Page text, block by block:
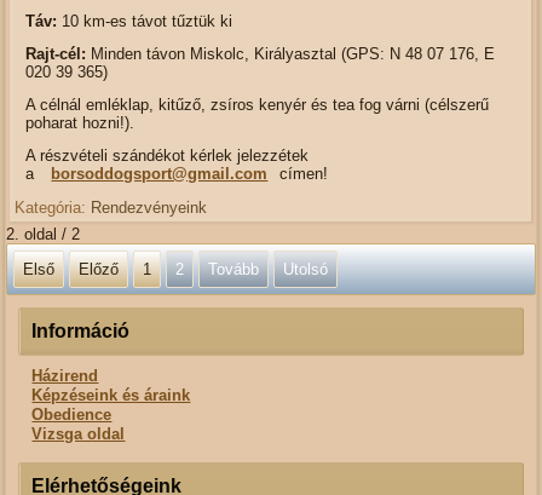
Táv: 10 km-es távot tűztük ki
Rajt-cél: Minden távon Miskolc, Királyasztal (GPS: N 48 07 176, E
020 39 365)
A célnál emléklap, kitűző, zsíros kenyér és tea fog várni (célszerű
poharat hozni!).
A részvételi szándékot kérlek jelezzétek
a
borsoddogsport@gmail.com
címen!
Kategória: Rendezvényeink
2. oldal / 2
Első
Előző 1 2 Tovább Utolsó
Információ
Házirend
Képzéseink és áraink
Obedience
Vizsga oldal
Elérhetőségeink